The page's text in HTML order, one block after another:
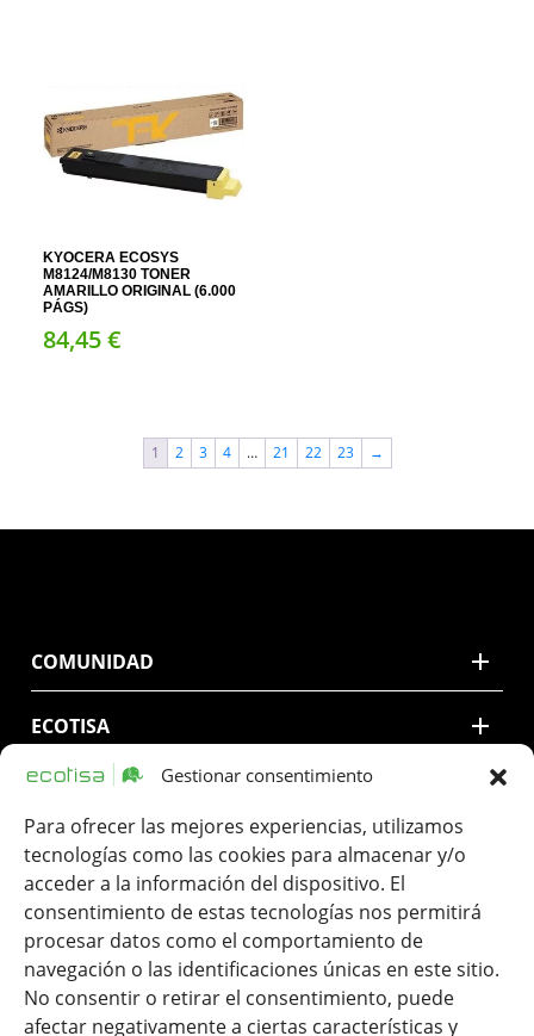
Gestionar consentimiento
Para ofrecer las mejores experiencias, utilizamos
tecnologías como las cookies para almacenar y/o
acceder a la información del dispositivo. El
consentimiento de estas tecnologías nos permitirá
procesar datos como el comportamiento de
navegación o las identificaciones únicas en este sitio.
No consentir o retirar el consentimiento, puede
afectar negativamente a ciertas características y
KYOCERA ECOSYS
M8124/M8130 TONER
AMARILLO ORIGINAL (6.000
PÁGS)
84,45€
1 2 3 4 … 21 22 23 →
COMUNIDAD
ECOTISA
CONTACTO
LEGAL